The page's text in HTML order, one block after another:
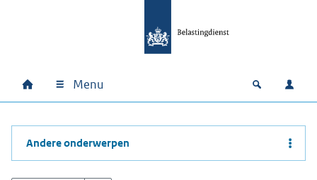
Hoofdnavigatie
Home Menu Open
Andere onderwerpen